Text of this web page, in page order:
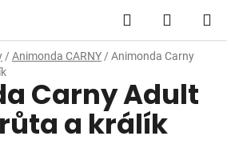
Hledat
KOŠÍK
/ Animonda CARNY / Animonda Carny
Carny Adult
a králík